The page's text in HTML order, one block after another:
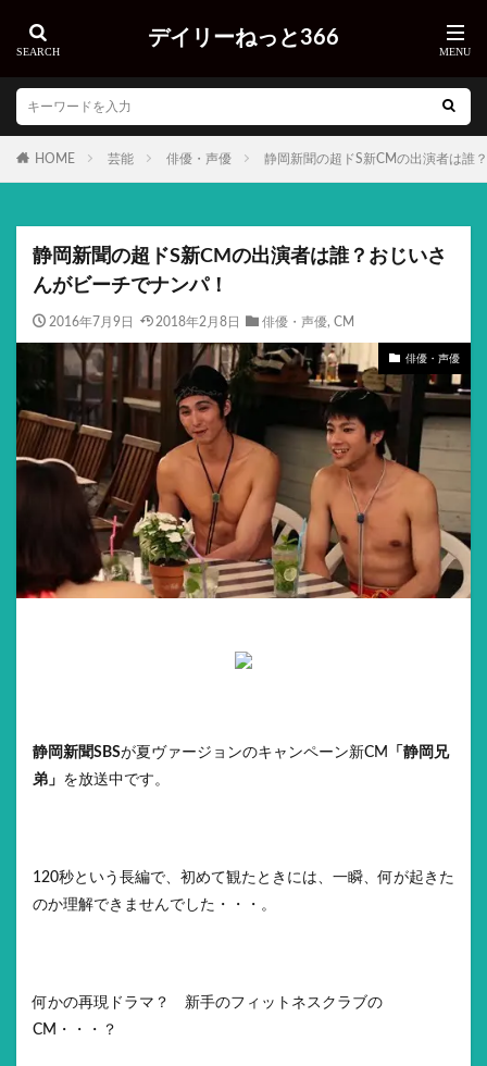
デイリーねっと366
HOME 芸能 俳優・声優 静岡新聞の超ドS新CMの出演者は誰
静岡新聞の超ドS新CMの出演者は誰？おじいさ
んがビーチでナンパ！
2016年7月9日 2018年2月8日 俳優・声優, CM
俳優・声優
静岡新聞SBSが夏ヴァージョンのキャンペーン新CM
「静岡兄
弟」 を放送中です。
120秒という長編で、初めて観たときには、一瞬、何が起きた
のか理解できませんでした・・・。
何かの再現ドラマ？ 新手のフィットネスクラブの
CM・・・？